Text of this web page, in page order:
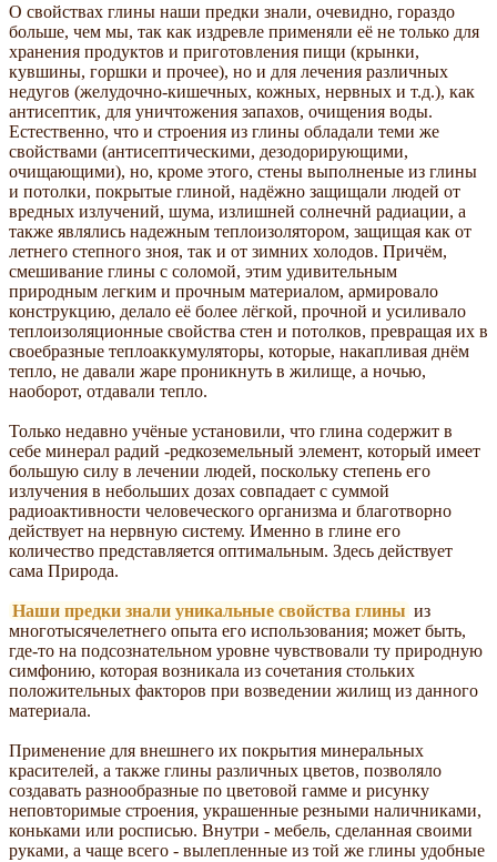
О свойствах глины наши предки знали, очевидно, гораздо
больше, чем мы, так как издревле применяли её не только для
хранения продуктов и приготовления пищи (крынки,
кувшины, горшки и прочее), но и для лечения различных
недугов (желудочно-кишечных, кожных, нервных и т.д.), как
антисептик, для уничтожения запахов, очищения воды.
Естественно, что и строения из глины обладали теми же
свойствами (антисептическими, дезодорирующими,
очищающими), но, кроме этого, стены выполненые из глины
и потолки, покрытые глиной, надёжно защищали людей от
вредных излучений, шума, излишней солнечнй радиации, а
также являлись надежным теплоизолятором, защищая как от
летнего степного зноя, так и от зимних холодов. Причём,
смешивание глины с соломой, этим удивительным
природным легким и прочным материалом, армировало
конструкцию, делало её более лёгкой, прочной и усиливало
теплоизоляционные свойства стен и потолков, превращая их в
своебразные теплоаккумуляторы, которые, накапливая днём
тепло, не давали жаре проникнуть в жилище, а ночью,
наоборот, отдавали тепло.
Только недавно учёные установили, что глина содержит в
себе минерал радий -редкоземельный элемент, который имеет
большую силу в лечении людей, поскольку степень его
излучения в небольших дозах совпадает с суммой
радиоактивности человеческого организма и благотворно
действует на нервную систему. Именно в глине его
количество представляется оптимальным. Здесь действует
сама Природа.
Наши предки знали уникальные свойства глины из
многотысячелетнего опыта его использования; может быть,
где-то на подсознательном уровне чувствовали ту природную
симфонию, которая возникала из сочетания стольких
положительных факторов при возведении жилищ из данного
материала.
Применение для внешнего их покрытия минеральных
красителей, а также глины различных цветов, позволяло
создавать разнообразные по цветовой гамме и рисунку
неповторимые строения, украшенные резными наличниками,
коньками или росписью. Внутри - мебель, сделанная своими
руками, а чаще всего - вылепленные из той же глины удобные